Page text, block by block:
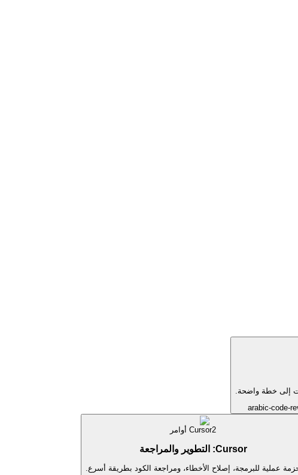
إلى خطة واضحة.
arabic-code-
Cursor2 أوامر
Cursor: التطوير والمراجعة
عملية للبرمجة، إصلاح الأخطاء، ومراجعة الكود بطريقة أسرع.